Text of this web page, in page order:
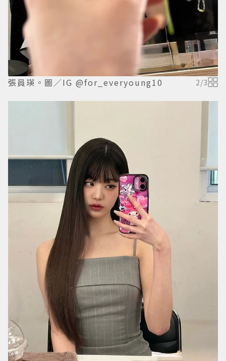
張員瑛。圖／IG @for_everyoung10 2/3